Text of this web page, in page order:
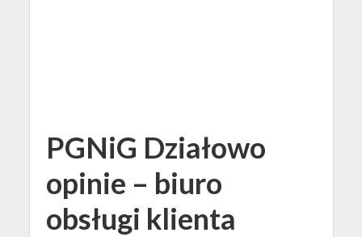
PGNiG Działowo
opinie – biuro
obsługi klienta